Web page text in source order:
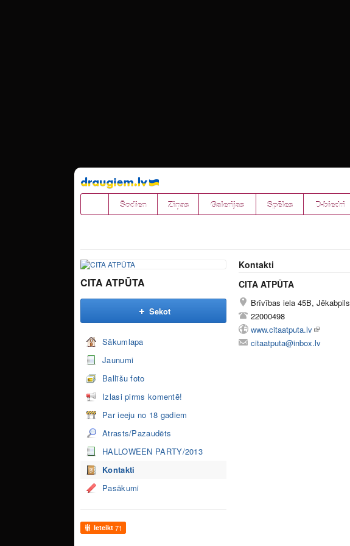
Pāriet
uz
saturu
Šodien Ziņas Galerijas Spēles D-biedri
CITA ATPŪTA
Sekot
Sākumlapa
Jaunumi
Ballīšu foto
Izlasi pirms komentē!
Par ieeju no 18 gadiem
Atrasts/Pazaudēts
HALLOWEEN PARTY/2013
Kontakti
Pasākumi
Ieteikt 71
Kontakti
CITA ATPŪTA
Brīvības iela 45B, Jēkabpils
22000498
www.citaatputa.lv
citaatputa@inbox.lv